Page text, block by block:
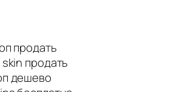
продать
продать
дешево